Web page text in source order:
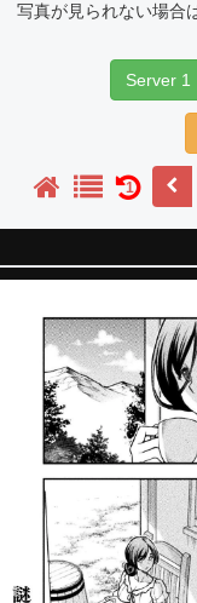
写真が見られない場合
Server 1
1